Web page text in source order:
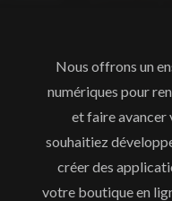
Nous offrons un
numériques pour
et faire avancer
souhaitiez
créer des
votre boutique en